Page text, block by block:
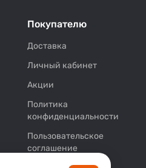
Покупателю
Доставка
Личный кабинет
Акции
Политика
конфиденциальности
Пользовательское
соглашение